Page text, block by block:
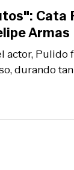
actor,
durando
Cata
Armas